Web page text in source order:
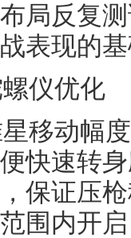
局反复
表现的
仪优化
移动幅
快速转
保证压
围内开